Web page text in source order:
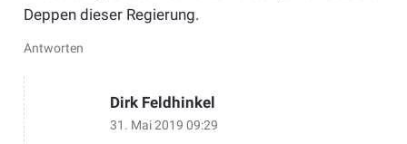
Deppen dieser Regierung.
Antworten
Dirk Feldhinkel
31. Mai 2019 09:29